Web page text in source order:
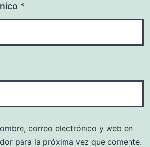
*
correo electrónico y web en
para la próxima vez que comente.